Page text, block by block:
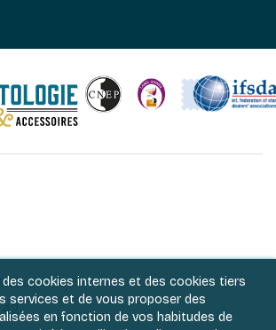
cookies internes et des cookies tiers
services et de vous proposer des
en fonction de vos habitudes de